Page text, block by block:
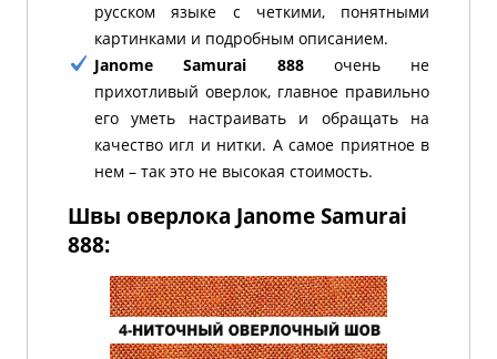
русском языке с четкими, понятными
картинками и подробным описанием.
Janome Samurai 888очень не
прихотливый оверлок, главное правильно
его уметь настраивать и обращать на
качество игл и нитки. А самое приятное в
нем – так это не высокая стоимость.
Швы оверлока Janome Samurai
888: